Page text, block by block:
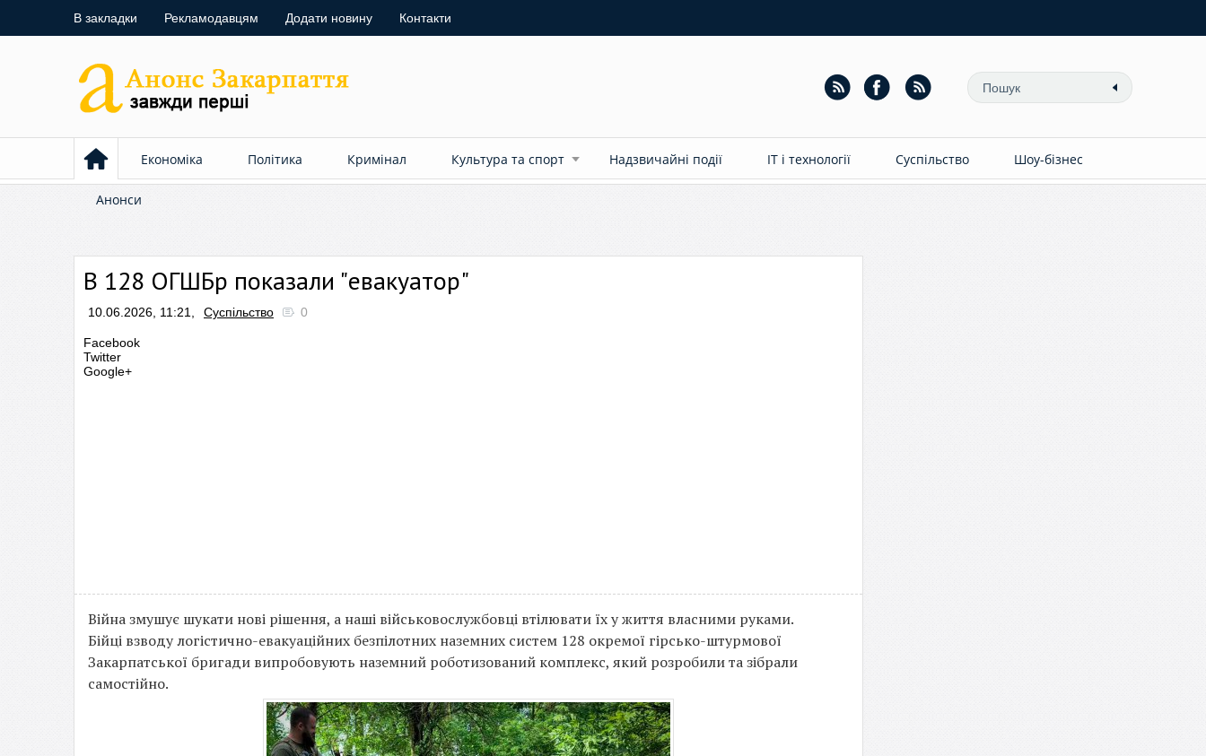
В закладки Рекламодавцям Додати новину Контакти
Економіка Політика Кримінал Культура та спорт Надзвичайні події ІТ і технології Суспільство Шоу-бізнес
Анонси
В 128 ОГШБр показали "евакуатор"
10.06.2026, 11:21, Суспільство 0
Facebook
Twitter
Google+
Війна змушує шукати нові рішення, а наші військовослужбовці втілювати їх у життя власними руками.
Бійці взводу логістично-евакуаційних безпілотних наземних систем 128 окремої гірсько-штурмової
Закарпатської бригади випробовують наземний роботизований комплекс, який розробили та зібрали
самостійно.